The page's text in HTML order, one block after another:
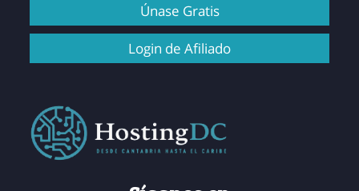
Únase Gratis
Login de Afiliado